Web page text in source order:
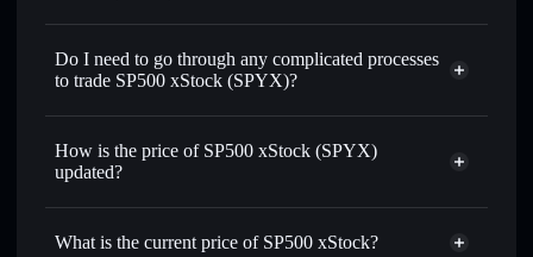
1:1 backed,
Do I need to go through any complicated processes
to trade SP500 xStock (SPYX)?
How is the price of SP500 xStock (SPYX)
updated?
SP500 xStock
What is the current price of SP500 xStock?